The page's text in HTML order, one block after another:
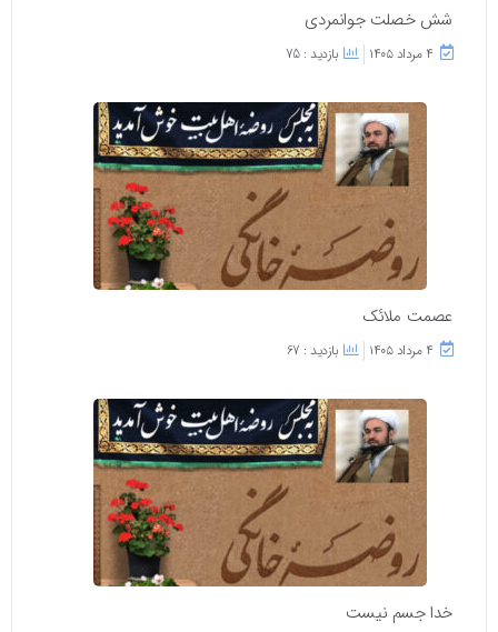
شش خصلت جوانمردی
۴ مرداد ۱۴۰۵ بازدید : 75
عصمت ملائک
۴ مرداد ۱۴۰۵ بازدید : 67
خدا جسم نیست